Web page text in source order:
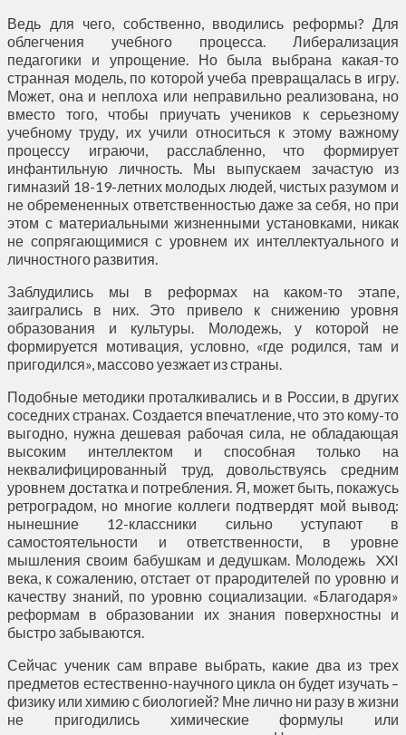
Ведь для чего, собственно, вводились реформы? Для
облегчения учебного процесса. Либерализация
педагогики и упрощение. Но была выбрана какая-то
странная модель, по которой учеба превращалась в игру.
Может, она и неплоха или неправильно реализована, но
вместо того, чтобы приучать учеников к серьезному
учебному труду, их учили относиться к этому важному
процессу играючи, расслабленно, что формирует
инфантильную личность. Мы выпускаем зачастую из
гимназий 18-19-летних молодых людей, чистых разумом и
не обремененных ответственностью даже за себя, но при
этом с материальными жизненными установками, никак
не сопрягающимися с уровнем их интеллектуального и
личностного развития.
Заблудились мы в реформах на каком-то этапе,
заигрались в них. Это привело к снижению уровня
образования и культуры. Молодежь, у которой не
формируется мотивация, условно, «где родился, там и
пригодился», массово уезжает из страны.
Подобные методики проталкивались и в России, в других
соседних странах. Создается впечатление, что это кому-то
выгодно, нужна дешевая рабочая сила, не обладающая
высоким интеллектом и способная только на
неквалифицированный труд, довольствуясь средним
уровнем достатка и потребления. Я, может быть, покажусь
ретроградом, но многие коллеги подтвердят мой вывод:
нынешние 12-классники сильно уступают в
самостоятельности и ответственности, в уровне
мышления своим бабушкам и дедушкам. Молодежь XXI
века, к сожалению, отстает от прародителей по уровню и
качеству знаний, по уровню социализации. «Благодаря»
реформам в образовании их знания поверхностны и
быстро забываются.
Сейчас ученик сам вправе выбрать, какие два из трех
предметов естественно-научного цикла он будет изучать –
физику или химию с биологией? Мне лично ни разу в жизни
не пригодились химические формулы или